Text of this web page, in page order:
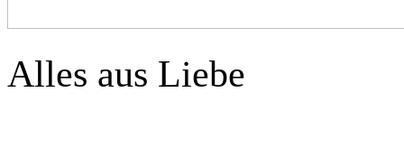
Alles aus Liebe